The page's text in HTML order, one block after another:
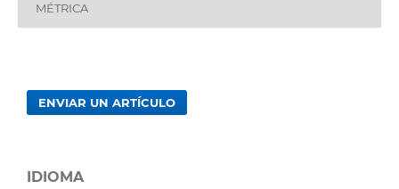
MÉTRICA
ENVIAR UN ARTÍCULO
IDIOMA